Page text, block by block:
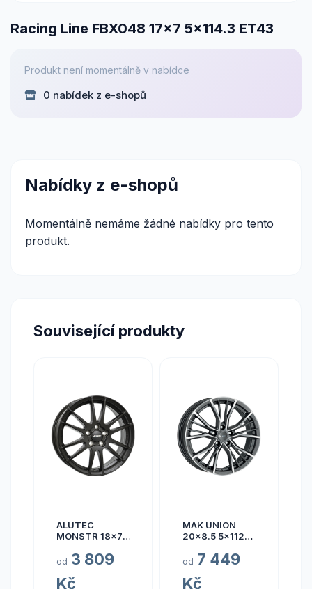
Racing Line FBX048 17x7 5x114.3 ET43
Produkt není momentálně v nabídce
0 nabídek z e-shopů
Nabídky z e-shopů
Momentálně nemáme žádné nabídky pro tento
produkt.
Související produkty
ALUTEC
MONSTR 18x7.5
od 3 809
Kč
MAK UNION
20x8.5 5x112
od 7 449
Kč